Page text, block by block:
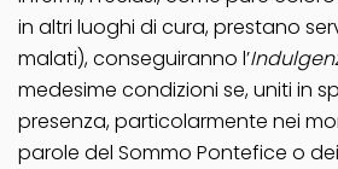
in altri luoghi di cura, prestano
malati), conseguiranno l’
medesime condizioni se, uniti in
presenza, particolarmente nei
parole del Sommo Pontefice o